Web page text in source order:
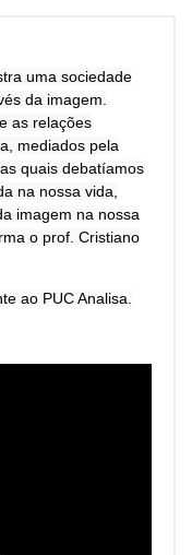
uma sociedade
da imagem.
as relações
mediados pela
quais debatíamos
na nossa vida,
imagem na nossa
o prof. Cristiano
ao PUC Analisa.